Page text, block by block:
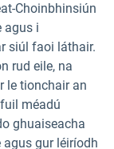
Choinbhinsiún
agus i
siúl faoi láthair.
rud eile, na
le tionchair an
méadú
ghuaiseacha
gur léiríodh